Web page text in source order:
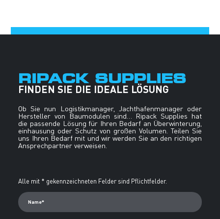
FINDEN SIE DIE IDEALE LÖSUNG
RIPACK SUPPLIES
Ob Sie nun Logistikmanager, Jachthafenmanager oder
Hersteller von Baumodulen sind… Ripack Supplies hat
die passende Lösung für Ihren Bedarf an Überwinterung,
einhausung oder Schutz von großen Volumen. Teilen Sie
uns Ihren Bedarf mit und wir werden Sie an den richtigen
Ansprechpartner verweisen.
Alle mit * gekennzeichneten Felder sind Pflichtfelder.
Name*
Alternative: